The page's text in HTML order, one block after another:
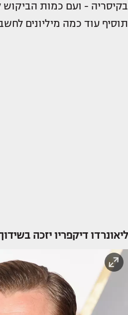
בקיסריה - ועם כמות הביקוש
תוסיף עוד כמה מיליונים
ליאונרדו דיקפריו יזכה